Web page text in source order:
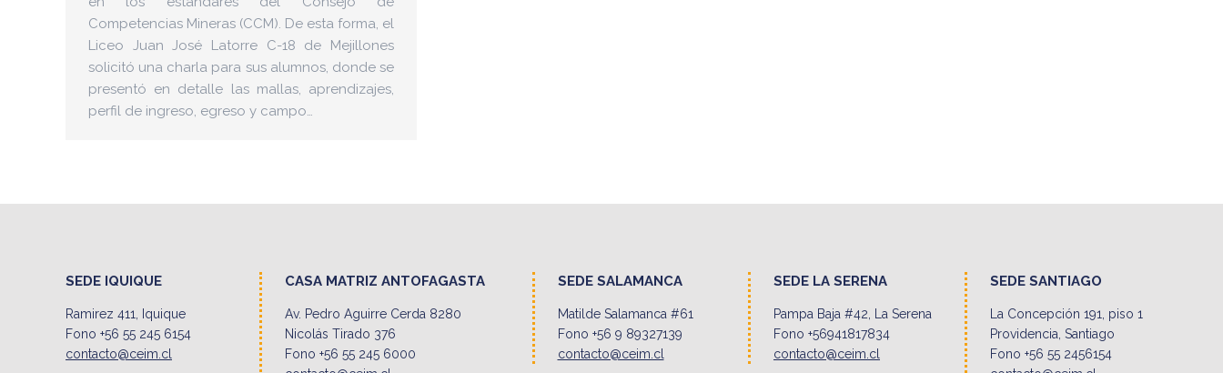
Competencias Mineras (CCM). De esta forma, el
Liceo Juan José Latorre C-18 de Mejillones
solicitó una charla para sus alumnos, donde se
presentó en detalle las mallas, aprendizajes,
perfil de ingreso, egreso y campo…
SEDE IQUIQUE
Ramirez 411, Iquique
Fono +56 55 245 6154
contacto@ceim.cl
CASA MATRIZ ANTOFAGASTA
Av. Pedro Aguirre Cerda 8280
Nicolás Tirado 376
Fono +56 55 245 6000
SEDE SALAMANCA
Matilde Salamanca #61
Fono +56 9 89327139
contacto@ceim.cl
SEDE LA SERENA
Pampa Baja #42, La Serena
Fono +56941817834
contacto@ceim.cl
SEDE SANTIAGO
La Concepción 191, piso 1
Providencia, Santiago
Fono +56 55 2456154